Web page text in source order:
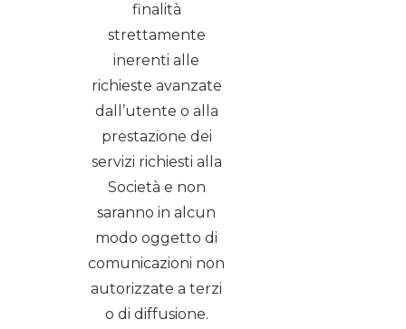
finalità
strettamente
inerenti alle
richieste avanzate
dall’utente o alla
prestazione dei
servizi richiesti alla
Società e non
saranno in alcun
modo oggetto di
comunicazioni non
autorizzate a terzi
o di diffusione.